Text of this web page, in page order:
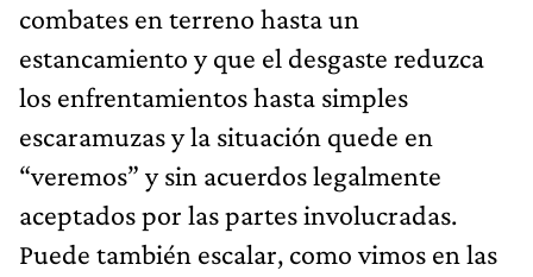
combates en terreno hasta un
estancamiento y que el desgaste reduzca
los enfrentamientos hasta simples
escaramuzas y la situación quede en
“veremos” y sin acuerdos legalmente
aceptados por las partes involucradas.
Puede también escalar, como vimos en las